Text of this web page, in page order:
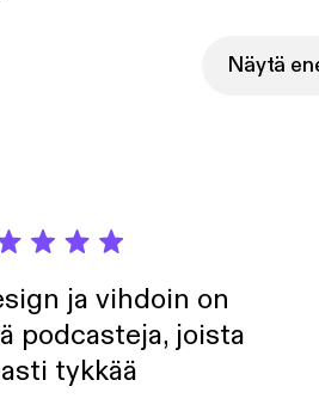
Näytä
ja vihdoin on
podcasteja, joista
tykkää